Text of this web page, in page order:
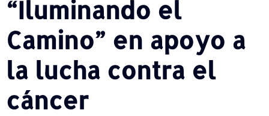
“Iluminando el
Camino” en apoyo a
la lucha contra el
cáncer